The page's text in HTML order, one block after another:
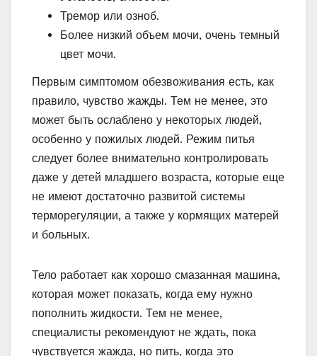
Тремор или озноб.
Более низкий объем мочи, очень темный
цвет мочи.
Первым симптомом обезвоживания есть, как
правило, чувство жажды. Тем не менее, это
может быть ослаблено у некоторых людей,
особенно у пожилых людей. Режим питья
следует более внимательно контролировать
даже у детей младшего возраста, которые еще
не имеют достаточно развитой системы
терморегуляции, а также у кормящих матерей
и больных.
Тело работает как хорошо смазанная машина,
которая может показать, когда ему нужно
пополнить жидкости. Тем не менее,
специалисты рекомендуют не ждать, пока
чувствуется жажда, но пить, когда это